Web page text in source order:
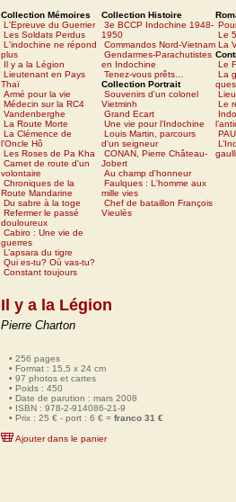
Collection Mémoires
L'Epreuve du Guerrier
Les Soldats Perdus
L'indochine ne répond
plus
Il y a la Légion
Lieutenant en Pays
Thaï
Armé pour la vie
Médecin sur la RC4
Vandenberghe
La Route Morte
La Clémence de
l’Oncle Hô
Les Roses de Pa Kha
Carnet de route d'un
volontaire
Chroniques de la
Route Mandarine
Du sabre à la toge
Refermer le passé
douloureux
Cabiro : Une vie de
guerres
L’apsara du tigre
Qui es-tu? Où vas-tu?
Constant toujours
Collection Histoire
3e BCCP Indochine 1948-
1950
Commandos Nord-Vietnam
Gendarmes-Parachutistes
en Indochine
Tenez-vous prêts…
Collection Portrait
Souvenirs d'un colonel
Vietminh
Grand Ecart
Une vie pour l'Indochine
Louis Martin, parcours
d'un seigneur
CONAN, Pierre Château-
Jobert
Au champ d'honneur
Faulques : L'homme aux
mille vies
Chef de bataillon François
Vieulès
Le
La
Le
La
Le
Il y a la Légion
Pierre Charton
• 256 pages
• Format : 15,5 x 24 cm
• 97 photos et cartes
• Poids : 450
• Date de parution : mars 2008
• ISBN : 978-2-914086-21-9
• Prix : 25 € - port : 6 € = franco 31 €
Ajouter dans le panier